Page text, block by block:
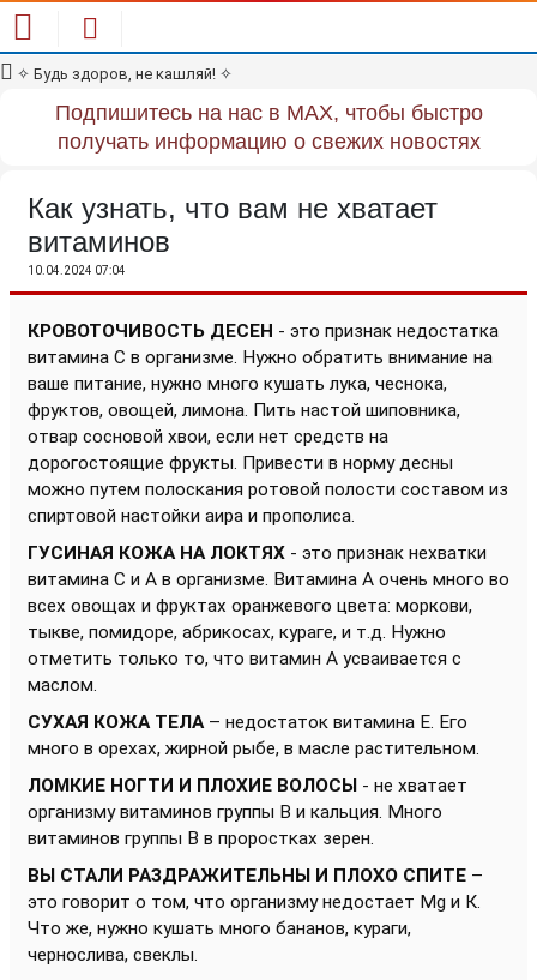
✧ Будь здоров, не кашляй! ✧
Подпишитесь на нас в MAX, чтобы быстро
получать информацию о свежих новостях
Как узнать, что вам не хватает
витаминов
10.04.2024 07:04
КРОВОТОЧИВОСТЬ ДЕСЕН - это признак недостатка
витамина С в организме. Нужно обратить внимание на
ваше питание, нужно много кушать лука, чеснока,
фруктов, овощей, лимона. Пить настой шиповника,
отвар сосновой хвои, если нет средств на
дорогостоящие фрукты. Привести в норму десны
можно путем полоскания ротовой полости составом из
спиртовой настойки аира и прополиса.
ГУСИНАЯ КОЖА НА ЛОКТЯХ - это признак нехватки
витамина С и А в организме. Витамина А очень много во
всех овощах и фруктах оранжевого цвета: моркови,
тыкве, помидоре, абрикосах, кураге, и т.д. Нужно
отметить только то, что витамин А усваивается с
маслом.
СУХАЯ КОЖА ТЕЛА– недостаток витамина Е. Его
много в орехах, жирной рыбе, в масле растительном.
ЛОМКИЕ НОГТИ И ПЛОХИЕ ВОЛОСЫ - не хватает
организму витаминов группы В и кальция. Много
витаминов группы В в проростках зерен.
ВЫ СТАЛИ РАЗДРАЖИТЕЛЬНЫ И ПЛОХО СПИТЕ –
это говорит о том, что организму недостает Mg и К.
Что же, нужно кушать много бананов, кураги,
чернослива, свеклы.